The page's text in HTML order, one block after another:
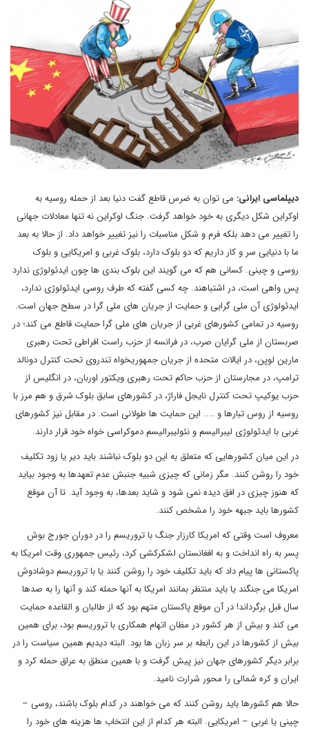
دیپلماسی ایرانی: می توان به ضرس قاطع گفت دنیا بعد از حمله روسیه به
اوکراین شکل دیگری به خود خواهد گرفت. جنگ اوکراین نه تنها معادلات جهانی
را تغییر می دهد بلکه فرم و شکل مناسبات را نیز تغییر خواهد داد. از حالا به بعد
ما با دنیایی سر و کار داریم که دو بلوک دارد، بلوک غربی و امریکایی و بلوک
روسی و چینی. کسانی هم که می گویند این بلوک بندی ها چون ایدئولوژی ندارد
پس واهی است، در اشتباهند. چه کسی گفته که طرف روسی ایدئولوژی ندارد،
ایدئولوژی آن ملی گرایی و حمایت از جریان های ملی گرا در سطح جهان است.
روسیه در تمامی کشورهای غربی از جریان های ملی گرا حمایت قاطع می کند؛ در
صربستان از ملی گرایان صرب، در فرانسه از حزب راست افراطی تحت رهبری
مارین لوپن، در ایالات متحده از جریان جمهوریخواه تندروی تحت کنترل دونالد
ترامپ، در مجارستان از حزب حاکم تحت رهبری ویکتور اوربان، در انگلیس از
حزب یوکیپ تحت کنترل نایجل فاراژ، در کشورهای سابق بلوک شرق و هم مرز با
روسیه از روس تبارها و .... این حمایت ها طولانی است. در مقابل نیز کشورهای
غربی با ایدئولوژی لیبرالیسم و نئولیبرالیسم دموکراسی خواه خود قرار دارند.
در این میان کشورهایی که متعلق به این دو بلوک نباشند باید دیر یا زود تکلیف
خود را روشن کنند. مگر زمانی که چیزی شبیه جنبش عدم تعهدها به وجود بیاید
که هنوز چیزی در افق دیده نمی شود و شاید بعدها، به وجود آید. تا آن موقع
کشورها باید جبهه خود را مشخص کنند.
معروف است وقتی که امریکا کارزار جنگ با تروریسم را در دوران جورج بوش
پسر به راه انداخت و به افغانستان لشکرکشی کرد، رئیس جمهوری وقت امریکا به
پاکستانی ها پیام داد که باید تکلیف خود را روشن کنند یا با تروریسم دوشادوش
امریکا می جنگند یا باید منتظر بمانند امریکا به آنها حمله کند و آنها را به صدها
سال قبل برگرداند! در آن موقع پاکستان متهم بود که از طالبان و القاعده حمایت
می کند و بیش از هر کشور در مظان اتهام همکاری با تروریسم بود، برای همین
بیش از کشورها در این رابطه بر سر زبان ها بود. البته دیدیم همین سیاست را در
برابر دیگر کشورهای جهان نیز پیش گرفت و با همین منطق به عراق حمله کرد و
ایران و کره شمالی را محور شرارت نامید.
حالا هم کشورها باید روشن کنند که می خواهند در کدام بلوک باشند، روسی –
چینی یا غربی – امریکایی. البته هر کدام از این انتخاب ها هزینه های خود را